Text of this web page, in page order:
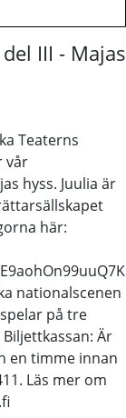
III - Majas
Teaterns
vår
hyss. Juulia är
här:
nationalscenen
på tre
Biljettkassan: Är
en timme innan
Läs mer om